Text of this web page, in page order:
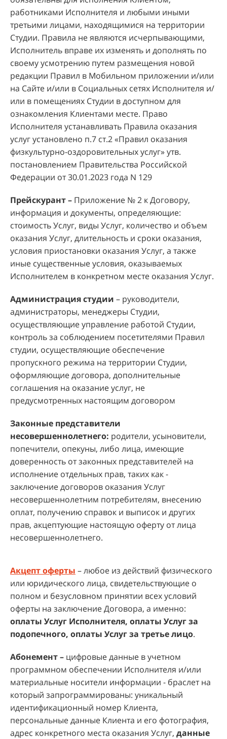
работниками Исполнителя и любыми иными
третьими лицами, находящимися на территории
Студии. Правила не являются исчерпывающими,
Исполнитель вправе их изменять и дополнять по
своему усмотрению путем размещения новой
редакции Правил в Мобильном приложении и/или
на Сайте и/или в Социальных сетях Исполнителя и/
или в помещениях Студии в доступном для
ознакомления Клиентами месте. Право
Исполнителя устанавливать Правила оказания
услуг установлено п.7 ст.2 «Правил оказания
физкультурно-оздоровительных услуг» утв.
постановлением Правительства Российской
Федерации от 30.01.2023 года N 129
Прейскурант – Приложение № 2 к Договору,
информация и документы, определяющие:
стоимость Услуг, виды Услуг, количество и объем
оказания Услуг, длительность и сроки оказания,
условия приостановки оказания Услуг, а также
иные существенные условия, оказываемых
Исполнителем в конкретном месте оказания Услуг.
Администрация студии – руководители,
администраторы, менеджеры Студии,
осуществляющие управление работой Студии,
контроль за соблюдением посетителями Правил
студии, осуществляющие обеспечение
пропускного режима на территории Студии,
оформляющие договора, дополнительные
соглашения на оказание услуг, не
предусмотренных настоящим договором
Законные представители
несовершеннолетнего: родители, усыновители,
попечители, опекуны, либо лица, имеющие
доверенность от законных представителей на
исполнение отдельных прав, таких как -
заключение договоров оказания Услуг
несовершеннолетним потребителям, внесению
оплат, получению справок и выписок и других
прав, акцептующие настоящую оферту от лица
несовершеннолетнего.
Акцепт оферты – любое из действий физического
или юридического лица, свидетельствующие о
полном и безусловном принятии всех условий
оферты на заключение Договора, а именно:
оплаты Услуг Исполнителя, оплаты Услуг за
подопечного, оплаты Услуг за третье лицо.
Абонемент – цифровые данные в учетном
программном обеспечении Исполнителя и/или
материальные носители информации - браслет на
который запрограммированы: уникальный
идентификационный номер Клиента,
персональные данные Клиента и его фотография,
адрес конкретного места оказания Услуг, данные